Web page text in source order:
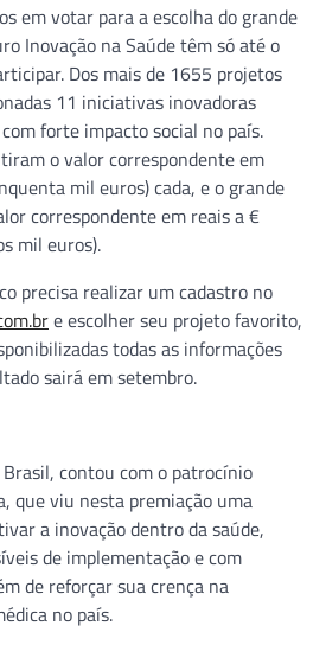
em votar para a escolha do grande
Inovação na Saúde têm só até o
Dos mais de 1655 projetos
11 iniciativas inovadoras
forte impacto social no país.
o valor correspondente em
mil euros) cada, e o grande
correspondente em reais a €
mil euros).
precisa realizar um cadastro no
e escolher seu projeto favorito,
todas as informações
sairá em setembro.
contou com o patrocínio
que viu nesta premiação uma
a inovação dentro da saúde,
de implementação e com
de reforçar sua crença na
no país.